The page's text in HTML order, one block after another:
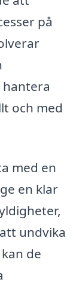
på
och med
med en
en klar
undvika
de